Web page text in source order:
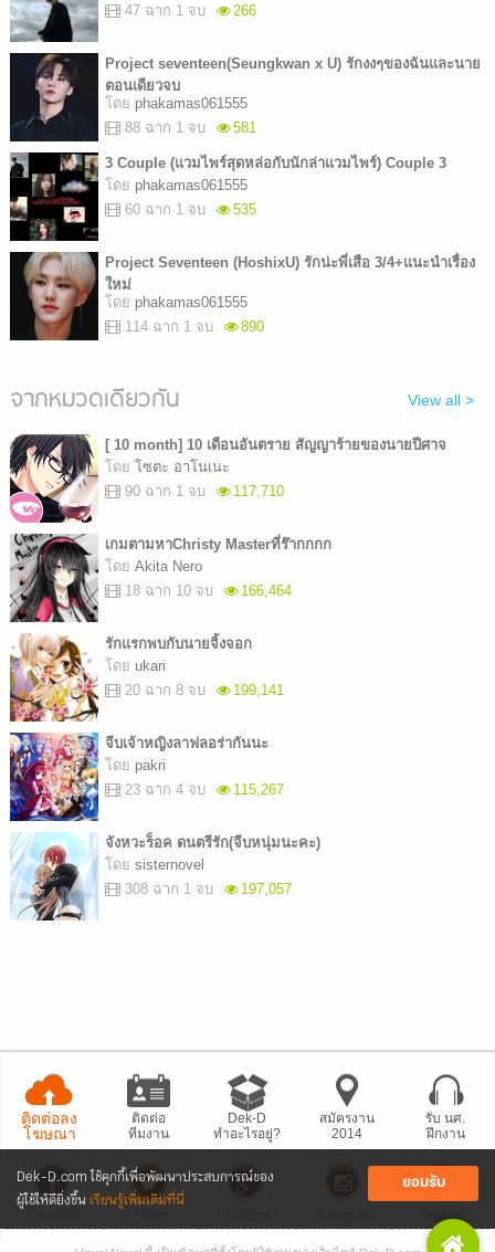
Dek-D.com ใช้คุกกี้เพื่อพัฒนาประสบการณ์ของ
ผู้ใช้ให้ดียิ่งขึ้น เรียนรู้เพิ่มเติมที่นี่
ยอมรับ
47 ฉาก 1 จบ
266
Project seventeen(Seungkwan x U) รักงงๆของฉันและนาย
ตอนเดียวจบ
โดย phakamas061555
88 ฉาก 1 จบ
581
3 Couple (แวมไพร์สุดหล่อกับนักล่าแวมไพร์) Couple 3
โดย phakamas061555
60 ฉาก 1 จบ
535
Project Seventeen (HoshixU) รักน่ะพี่เสือ 3/4+แนะนำเรื่อง
ใหม่
โดย phakamas061555
114 ฉาก 1 จบ
890
จากหมวดเดียวกัน View all >
[ 10 month] 10 เดือนอันตราย สัญญาร้ายของนายปีศาจ
โดย โซตะ อาโนเนะ
90 ฉาก 1 จบ
117,710
เกมตามหาChristy Masterที่ร๊ากกกก
โดย Akita Nero
18 ฉาก 10 จบ
166,464
รักแรกพบกับนายจิ้งจอก
โดย ukari
20 ฉาก 8 จบ
199,141
จีบเจ้าหญิงลาฟลอร่ากันนะ
โดย pakri
23 ฉาก 4 จบ
115,267
จังหวะร็อค ดนตรีรัก(จีบหนุ่มนะคะ)
โดย sisternovel
308 ฉาก 1 จบ
197,057
ติดต่อลง
โฆษณา
ติดต่อ
ทีมงาน
Dek-D
ทำอะไรอยู่?
สมัครงาน
2014
รับ นศ.
ฝึกงาน